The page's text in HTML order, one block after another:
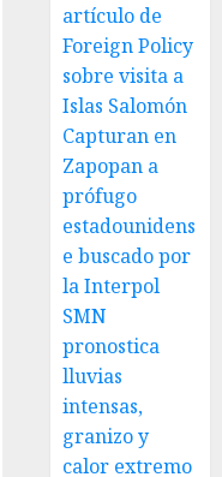
artículo de
Foreign Policy
sobre visita a
Islas Salomón
Capturan en
Zapopan a
prófugo
estadounidens
e buscado por
la Interpol
SMN
pronostica
lluvias
intensas,
granizo y
calor extremo